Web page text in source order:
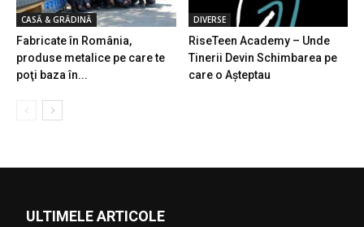
CASĂ & GRĂDINĂ
Fabricate în România,
produse metalice pe care te
poţi baza în...
DIVERSE
RiseTeen Academy – Unde
Tinerii Devin Schimbarea pe
care o Așteptau
ULTIMELE ARTICOLE